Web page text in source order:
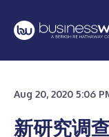
Aug 20, 2020 5:06
新研究调